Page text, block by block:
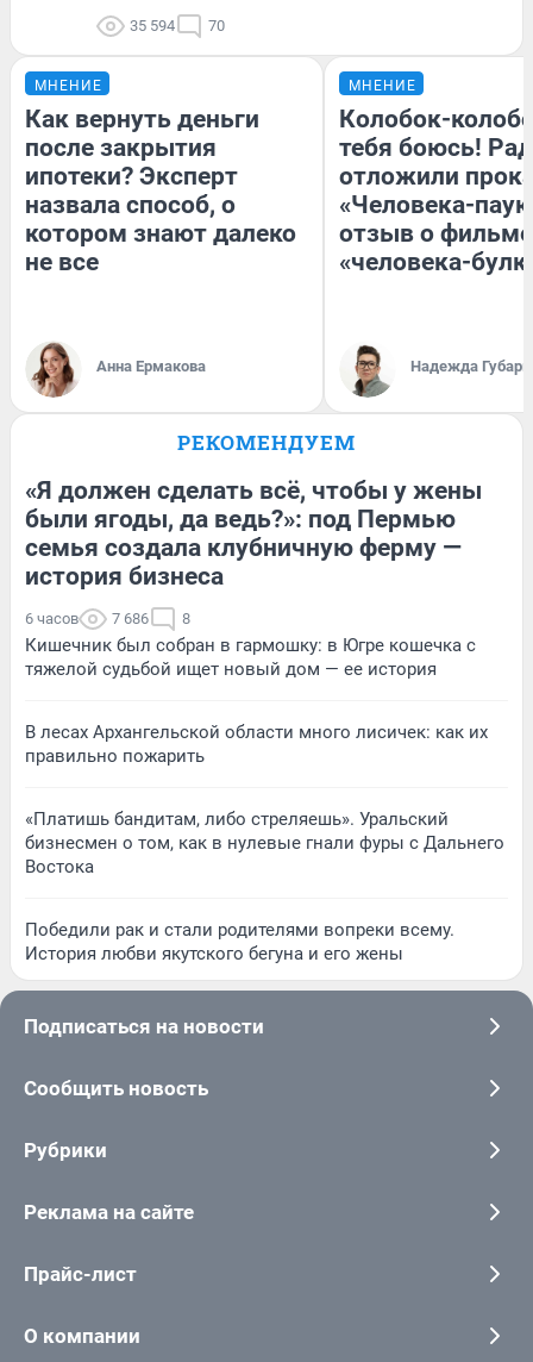
35 594 70
МНЕНИЕ
Как вернуть деньги
после закрытия
ипотеки? Эксперт
назвала способ, о
котором знают далеко
не все
Анна Ермакова
МНЕНИЕ
Колобок-
тебя боюсь!
отложили
«Человека-
отзыв о
«человека-
Надежда Губарь
РЕКОМЕНДУЕМ
«Я должен сделать всё, чтобы у жены
были ягоды, да ведь?»: под Пермью
семья создала клубничную ферму —
история бизнеса
6 часов 7 686 8
Кишечник был собран в гармошку: в Югре кошечка с
тяжелой судьбой ищет новый дом — ее история
В лесах Архангельской области много лисичек: как их
правильно пожарить
«Платишь бандитам, либо стреляешь». Уральский
бизнесмен о том, как в нулевые гнали фуры с Дальнего
Востока
Победили рак и стали родителями вопреки всему.
История любви якутского бегуна и его жены
Подписаться на новости
Сообщить новость
Рубрики
Реклама на сайте
Прайс-лист
О компании